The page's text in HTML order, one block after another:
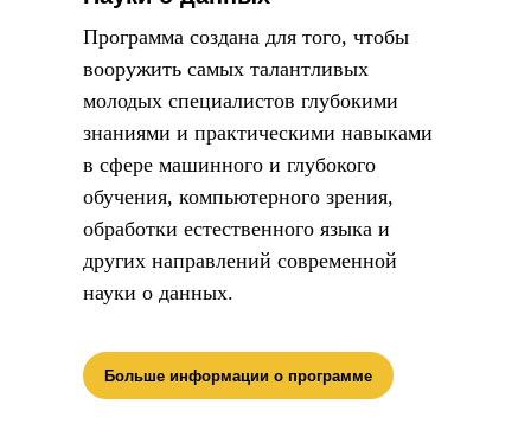
Программа создана для того, чтобы
вооружить самых талантливых
молодых специалистов глубокими
знаниями и практическими навыками
в сфере машинного и глубокого
обучения, компьютерного зрения,
обработки естественного языка и
других направлений современной
науки о данных.
Больше информации о программе